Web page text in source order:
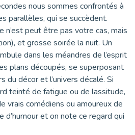
nous sommes confrontés à
parallèles, qui se succèdent.
n’est peut être pas votre cas, mais
et grosse soirée la nuit. Un
dans les méandres de l’esprit
plans découpés, se superposant
du décor et l’univers décalé. Si
teinté de fatigue ou de lassitude,
vrais comédiens ou amoureux de
d’humour et on note ce regard qui